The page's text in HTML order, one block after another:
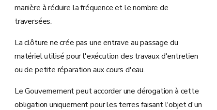
manière à réduire la fréquence et le nombre de
traversées.
La clôture ne crée pas une entrave au passage du
matériel utilisé pour l'exécution des travaux d'entretien
ou de petite réparation aux cours d'eau.
Le Gouvernement peut accorder une dérogation à cette
obligation uniquement pour les terres faisant l'objet d'un